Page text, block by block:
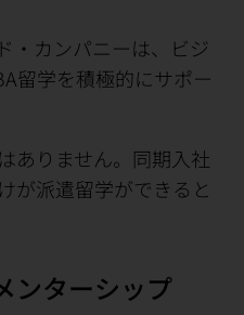
・カンパニーは、ビジ
留学を積極的にサポー
ありません。同期入社
が派遣留学ができると
ンターシップ